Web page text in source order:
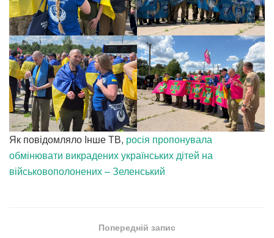
Як повідомляло Інше ТВ, росія пропонувала
обмінювати викрадених українських дітей на
військовополонених – Зеленський
Попередній запис